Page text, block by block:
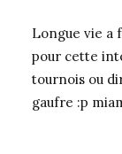
Longue vie a
pour cette
tournois ou
gaufre :p